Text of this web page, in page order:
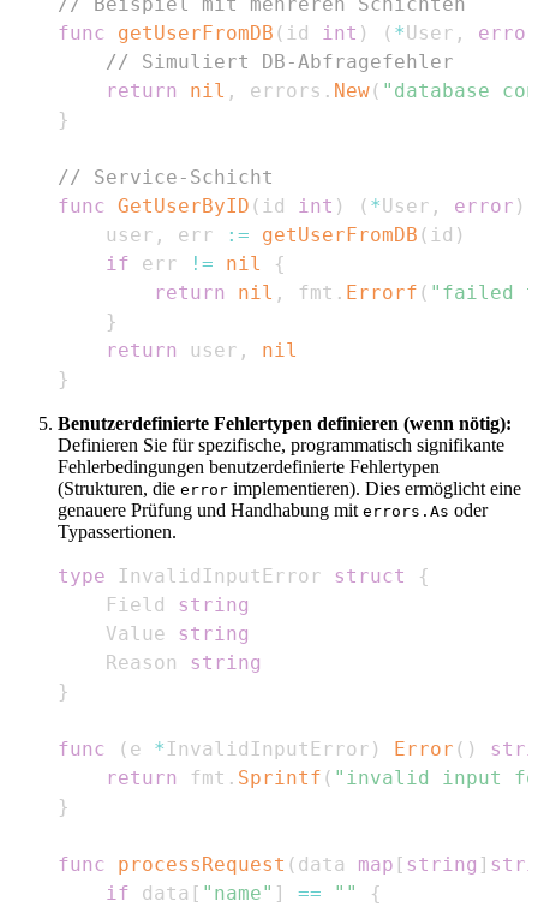
func
getUserFromDB ( id int ) ( *User ,
error
// Simuliert DB-Abfragefehler
return
nil , errors . New( "database
}
// Service-Schicht
func GetUserByID ( id int ) ( *User , error )
    user
, err := getUserFromDB ( id )
if err != nil
{
return
nil , fmt . Errorf ( "failed
}
return
user ,
nil
}
Benutzerdefinierte Fehlertypen definieren (wenn nötig):
Definieren Sie für spezifische, programmatisch signifikante
Fehlerbedingungen benutzerdefinierte Fehlertypen
(Strukturen, die error implementieren). Dies ermöglicht eine
genauere Prüfung und Handhabung mit errors.As oder
Typassertionen.
type InvalidInputError struct
{
    Field
string
    Value
string
    Reason
string
}
func ( e * InvalidInputError ) Error ( )
return
fmt . Sprintf ( "invalid input
}
func processRequest ( data map [ string ]
if data [ "name" ] == ""
{